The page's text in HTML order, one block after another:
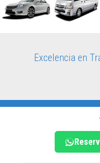
Excelencia en